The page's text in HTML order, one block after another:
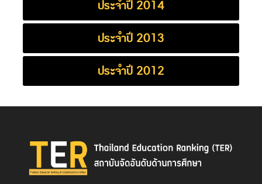
ประจำปี 2014
ประจำปี 2013
ประจำปี 2012